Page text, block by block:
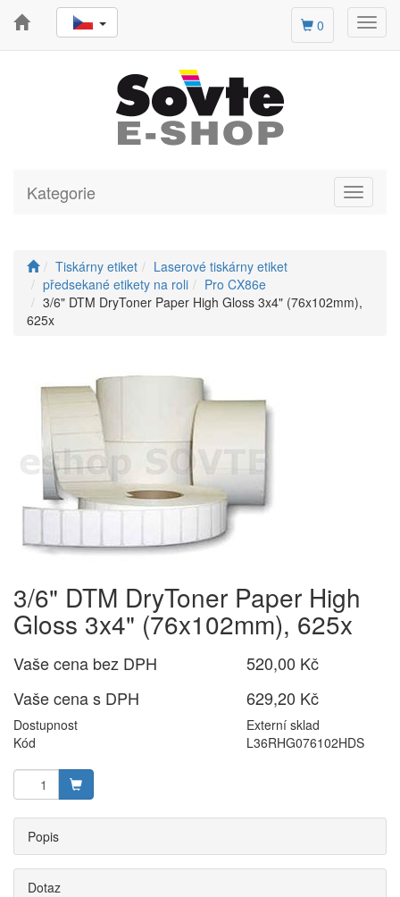
0
Toggle
Kategorie
Tiskárny etiket
Laserové tiskárny etiket
předsekané etikety na roli
Pro CX86e
3/6" DTM DryToner Paper High Gloss 3x4" (76x102mm),
625x
3/6" DTM DryToner Paper High
Gloss 3x4" (76x102mm), 625x
Vaše cena bez DPH
520,00 Kč
Vaše cena s DPH
629,20 Kč
Dostupnost
Externí sklad
Kód
L36RHG076102HDS
Popis
Dotaz